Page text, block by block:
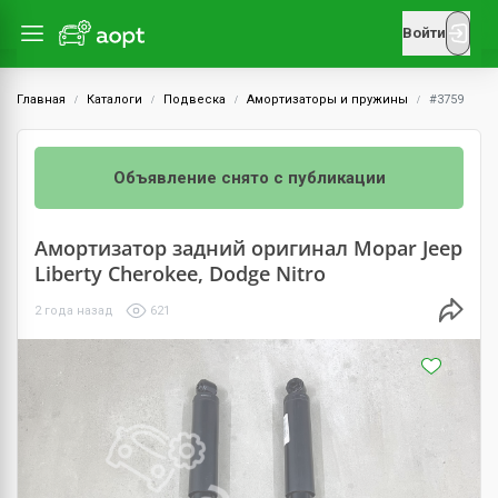
Войти
Главная Каталоги Подвеска Амортизаторы и пружины #3759
Объявление снято с публикации
Амортизатор задний оригинал Mopar Jeep
Liberty Cherokee, Dodge Nitro
2 года назад 621